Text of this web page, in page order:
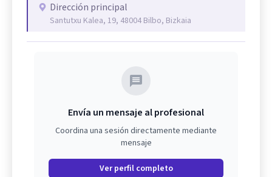
Dirección principal
Santutxu Kalea, 19, 48004 Bilbo, Bizkaia
Envía un mensaje al profesional
Coordina una sesión directamente mediante
mensaje
Ver perfil completo